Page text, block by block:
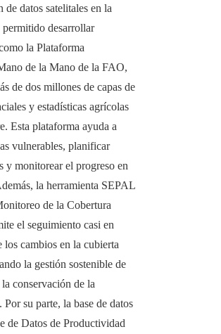
de datos satelitales en la
desarrollar
la Plataforma
de la Mano de la FAO,
de dos millones de capas de
y estadísticas agrícolas
Esta plataforma ayuda a
vulnerables, planificar
y monitorear el progreso en
la herramienta SEPAL
de la Cobertura
el seguimiento casi en
los cambios en la cubierta
la gestión sostenible de
conservación de la
su parte, la base de datos
de Datos de Productividad